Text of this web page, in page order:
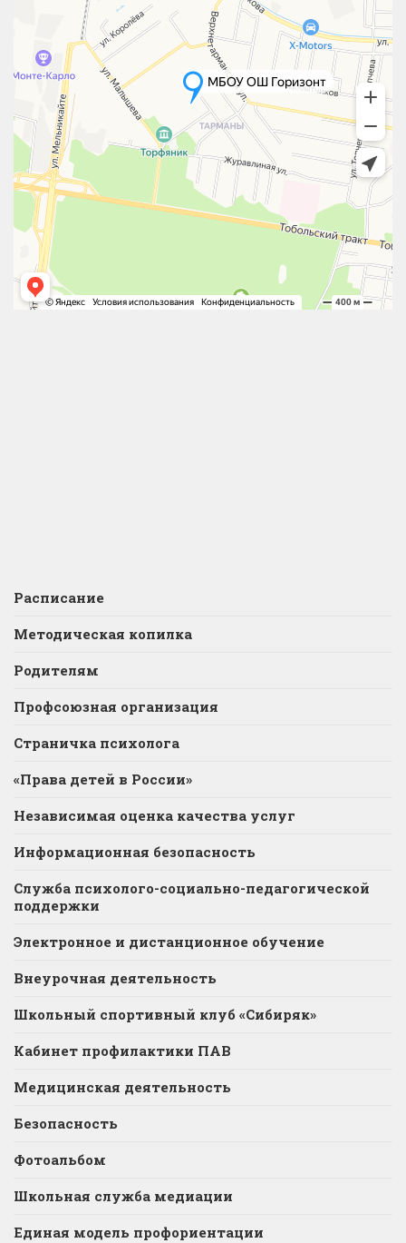
Расписание
Методическая копилка
Родителям
Профсоюзная организация
Страничка психолога
«Права детей в России»
Независимая оценка качества услуг
Информационная безопасность
Служба психолого-социально-педагогической
поддержки
Электронное и дистанционное обучение
Внеурочная деятельность
Школьный спортивный клуб «Сибиряк»
Кабинет профилактики ПАВ
Медицинская деятельность
Безопасность
Фотоальбом
Школьная служба медиации
Единая модель профориентации